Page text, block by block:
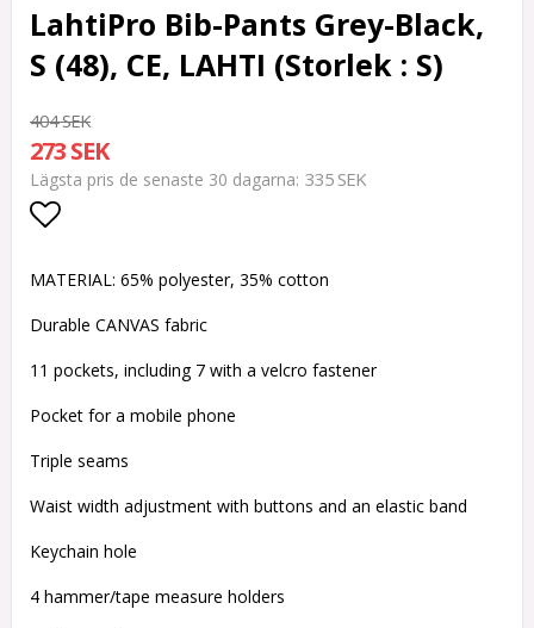
LahtiPro Bib-Pants Grey-Black,
S (48), CE, LAHTI (Storlek : S)
404 SEK
273 SEK
Lägsta pris de senaste 30 dagarna 335 SEK
MATERIAL: 65% polyester, 35% cotton
Durable CANVAS fabric
11 pockets, including 7 with a velcro fastener
Pocket for a mobile phone
Triple seams
Waist width adjustment with buttons and an elastic band
Keychain hole
4 hammer/tape measure holders